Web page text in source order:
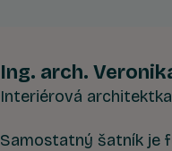
Ing. arch.
Interiérová architektka
Samostatný šatník je